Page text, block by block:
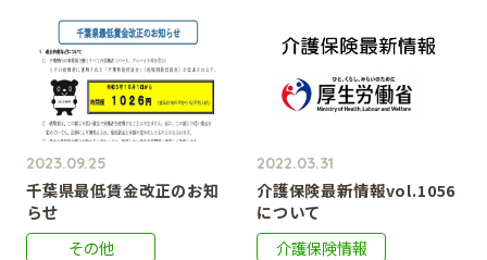
2023.09.25
千葉県最低賃金改正のお知
らせ
その他
2022.03.31
介護保険最新情報vol.1056
について
介護保険情報